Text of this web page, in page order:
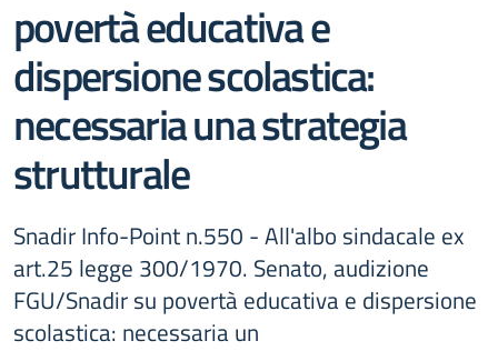
povertà educativa e
dispersione scolastica:
necessaria una strategia
strutturale
Snadir Info-Point n.550 - All'albo sindacale ex
art.25 legge 300/1970. Senato, audizione
FGU/Snadir su povertà educativa e dispersione
scolastica: necessaria un